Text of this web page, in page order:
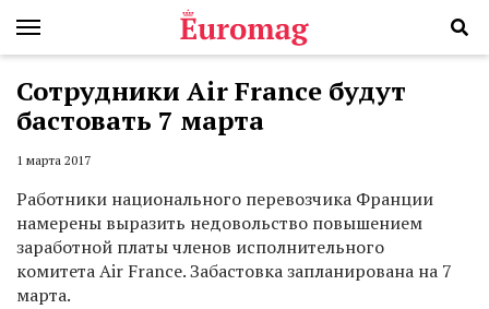
Сотрудники Air France будут
бастовать 7 марта
1 марта 2017
Работники национального перевозчика Франции
намерены выразить недовольство повышением
заработной платы членов исполнительного
комитета Air France. Забастовка запланирована на 7
марта.